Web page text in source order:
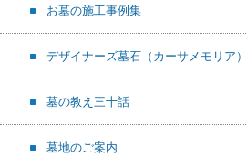
お墓の施工事例集
デザイナーズ墓石（カーサメモリア）
墓の教え三十話
墓地のご案内